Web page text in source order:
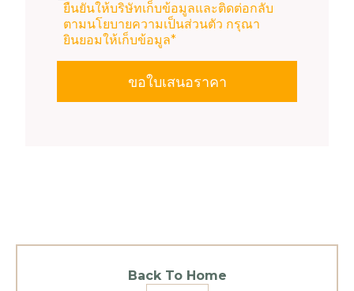
ยืนยันให้บริษัทเก็บข้อมูลและติดต่อกลับ
ตามนโยบายความเป็นส่วนตัว กรุณา
ยินยอมให้เก็บข้อมูล*
ขอใบเสนอราคา
Back To Home